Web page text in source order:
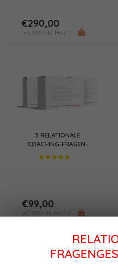
€290,00
(€319,00 Inkl. MwSt.) +
3 RELATIONALE
COACHING-FRAGEN-
€99,00
(€118,80 Inkl. MwSt.) +